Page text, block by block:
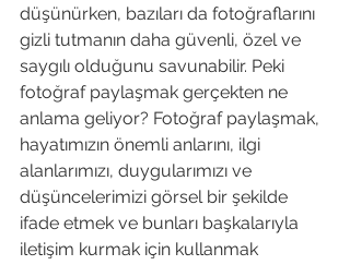
düşünürken, bazıları da fotoğraflarını
gizli tutmanın daha güvenli, özel ve
saygılı olduğunu savunabilir. Peki
fotoğraf paylaşmak gerçekten ne
anlama geliyor? Fotoğraf paylaşmak,
hayatımızın önemli anlarını, ilgi
alanlarımızı, duygularımızı ve
düşüncelerimizi görsel bir şekilde
ifade etmek ve bunları başkalarıyla
iletişim kurmak için kullanmak